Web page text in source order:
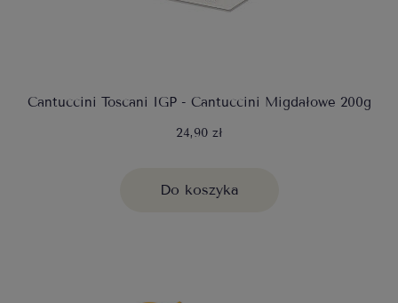
Cantuccini Toscani IGP - Cantuccini Migdałowe 200g
24,90 zł
Do koszyka